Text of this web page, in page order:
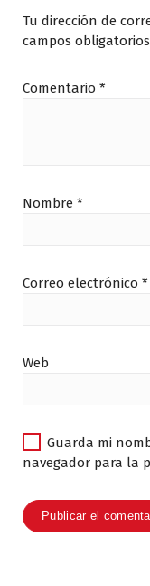
Tu dirección de
campos
Comentario *
Nombre *
Correo electrónico *
Web
Guarda mi
navegador para la